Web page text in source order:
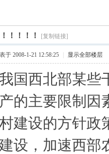
！！！！ [复制链接]
于 2008-1-21 12:58:25 显示全部楼层
国西北部某些
的主要限制因
建设的方针政
设，加速西部